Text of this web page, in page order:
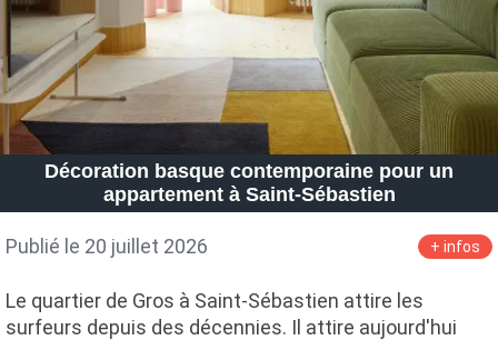
Décoration basque contemporaine pour un
appartement à Saint-Sébastien
Publié le 20 juillet 2026 + infos
Le quartier de Gros à Saint-Sébastien attire les
surfeurs depuis des décennies. Il attire aujourd'hui